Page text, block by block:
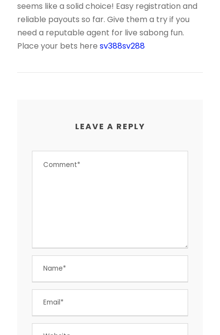
seems like a solid choice! Easy registration and
reliable payouts so far. Give them a try if you
need a reputable agent for live sabong fun.
Place your bets here sv388sv288
LEAVE A REPLY